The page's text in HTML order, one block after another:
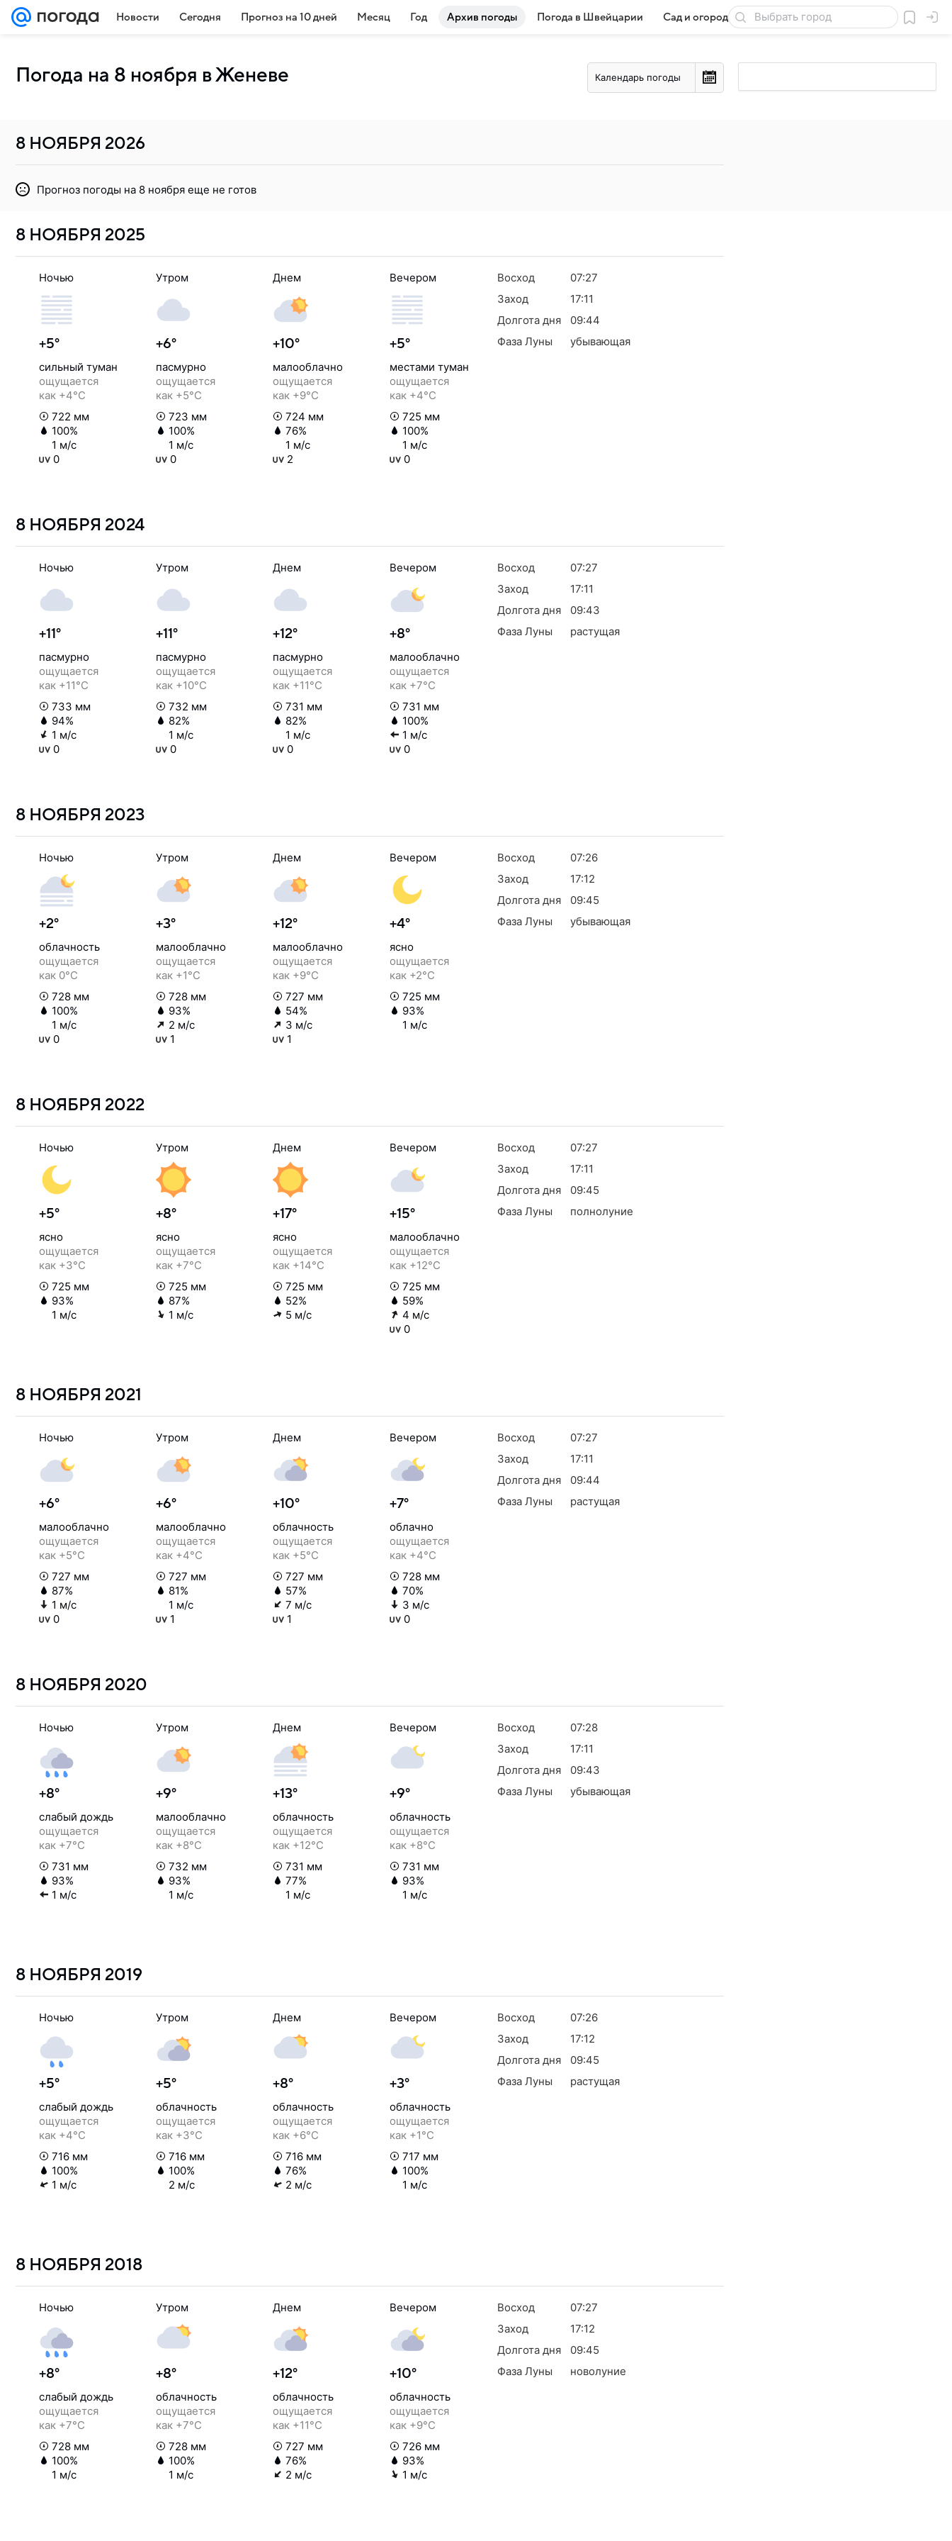
Новости Сегодня Прогноз на 10 дней Месяц Год Архив погоды Погода в Швейцарии Сад и огород Товары для дачи
Погода на 8 ноября в Женеве Календарь погоды
8 НОЯБРЯ 2026
Прогноз погоды на 8 ноября еще не готов
8 НОЯБРЯ 2025
Ночью
+5°
сильный туман
ощущается
как +4°C
722 мм
100%
1 м/с
0
Утром
+6°
пасмурно
ощущается
как +5°C
723 мм
100%
1 м/с
0
Днем
+10°
малооблачно
ощущается
как +9°C
724 мм
76%
1 м/с
2
Вечером
+5°
местами туман
ощущается
как +4°C
725 мм
100%
1 м/с
0
Восход
07:27
Заход
17:11
Долгота дня
09:44
Фаза Луны
убывающая
8 НОЯБРЯ 2024
Ночью
+11°
пасмурно
ощущается
как +11°C
733 мм
94%
1 м/с
0
Утром
+11°
пасмурно
ощущается
как +10°C
732 мм
82%
1 м/с
0
Днем
+12°
пасмурно
ощущается
как +11°C
731 мм
82%
1 м/с
0
Вечером
+8°
малооблачно
ощущается
как +7°C
731 мм
100%
1 м/с
0
Восход
07:27
Заход
17:11
Долгота дня
09:43
Фаза Луны
растущая
8 НОЯБРЯ 2023
Ночью
+2°
облачность
ощущается
как 0°C
728 мм
100%
1 м/с
0
Утром
+3°
малооблачно
ощущается
как +1°C
728 мм
93%
2 м/с
1
Днем
+12°
малооблачно
ощущается
как +9°C
727 мм
54%
3 м/с
1
Вечером
+4°
ясно
ощущается
как +2°C
725 мм
93%
1 м/с
Восход
07:26
Заход
17:12
Долгота дня
09:45
Фаза Луны
убывающая
8 НОЯБРЯ 2022
Ночью
+5°
ясно
ощущается
как +3°C
725 мм
93%
1 м/с
Утром
+8°
ясно
ощущается
как +7°C
725 мм
87%
1 м/с
Днем
+17°
ясно
ощущается
как +14°C
725 мм
52%
5 м/с
Вечером
+15°
малооблачно
ощущается
как +12°C
725 мм
59%
4 м/с
0
Восход
07:27
Заход
17:11
Долгота дня
09:45
Фаза Луны
полнолуние
8 НОЯБРЯ 2021
Ночью
+6°
малооблачно
ощущается
как +5°C
727 мм
87%
1 м/с
0
Утром
+6°
малооблачно
ощущается
как +4°C
727 мм
81%
1 м/с
1
Днем
+10°
облачность
ощущается
как +5°C
727 мм
57%
7 м/с
1
Вечером
+7°
облачно
ощущается
как +4°C
728 мм
70%
3 м/с
0
Восход
07:27
Заход
17:11
Долгота дня
09:44
Фаза Луны
растущая
8 НОЯБРЯ 2020
Ночью
+8°
слабый дождь
ощущается
как +7°C
731 мм
93%
1 м/с
Утром
+9°
малооблачно
ощущается
как +8°C
732 мм
93%
1 м/с
Днем
+13°
облачность
ощущается
как +12°C
731 мм
77%
1 м/с
Вечером
+9°
облачность
ощущается
как +8°C
731 мм
93%
1 м/с
Восход
07:28
Заход
17:11
Долгота дня
09:43
Фаза Луны
убывающая
8 НОЯБРЯ 2019
Ночью
+5°
слабый дождь
ощущается
как +4°C
716 мм
100%
1 м/с
Утром
+5°
облачность
ощущается
как +3°C
716 мм
100%
2 м/с
Днем
+8°
облачность
ощущается
как +6°C
716 мм
76%
2 м/с
Вечером
+3°
облачность
ощущается
как +1°C
717 мм
100%
1 м/с
Восход
07:26
Заход
17:12
Долгота дня
09:45
Фаза Луны
растущая
8 НОЯБРЯ 2018
Ночью
+8°
слабый дождь
ощущается
как +7°C
728 мм
100%
1 м/с
Утром
+8°
облачность
ощущается
как +7°C
728 мм
100%
1 м/с
Днем
+12°
облачность
ощущается
как +11°C
727 мм
76%
2 м/с
Вечером
+10°
облачность
ощущается
как +9°C
726 мм
93%
1 м/с
Восход
07:27
Заход
17:12
Долгота дня
09:45
Фаза Луны
новолуние